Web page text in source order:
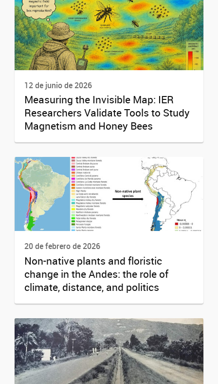
12 de junio de 2026
Measuring the Invisible Map: IER
Researchers Validate Tools to Study
Magnetism and Honey Bees
20 de febrero de 2026
Non-native plants and floristic
change in the Andes: the role of
climate, distance, and politics